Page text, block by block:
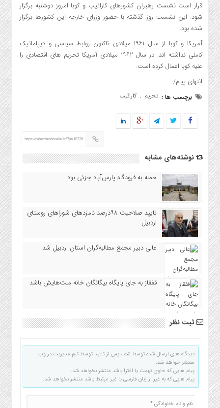
قرار است نشست رهبران کشورهای کارائیب و کوبا امروز دوشنبه برگزار
شود. این نشست روز گذشته با حضور وزرای خارجه این کشورها برگزار
شده بود.
آمریکا و کوبا از سال ۱۹۶۱ میلادی تاکنون روابط سیاسی و دیپلماتیک
کاملی نداشته اند. در سال ۱۹۶۲ میلادی آمریکا تحریم های اقتصادی را
علیه کوبا اعمال کرده است.
انتهای پیام/
برچسب ها : تحریم , کارائیب
https://rahecheshmalar.ir/?p=10338
نوشته‌های مشابه
حمله به فرودگاه پارس‌‌آباد جزئی بود
تایید صلاحیت ۹۸درصد نامزدهای شوراهای روستای
اردبیل
عالی دبیر مجمع مطالبه‌گران استان اردبیل شد
قفقاز به‌ جای پایگاه بیگانگان خانه ملت‌هایش باشد
ثبت نظر
دیدگاه های ارسال شده توسط شما، پس از تایید توسط تیم مدیریت در وب
منتشر خواهد شد.
پیام هایی که حاوی تهمت یا افترا باشد منتشر نخواهد شد.
پیام هایی که به غیر از زبان فارسی یا غیر مرتبط باشد منتشر نخواهد شد.